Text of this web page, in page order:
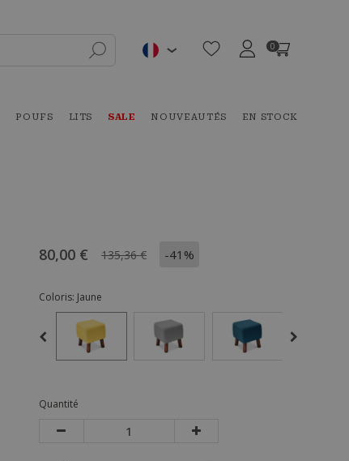
0
POUFS LITS SALE NOUVEAUTÉS EN STOCK
80,00 € 135,36 € -41%
Coloris: Jaune
Quantité